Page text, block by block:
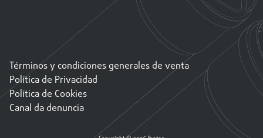
Términos y condiciones generales de venta
Política de Privacidad
Política de Cookies
Canal da denuncia